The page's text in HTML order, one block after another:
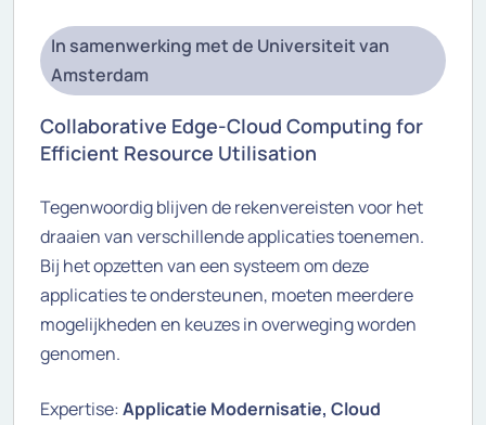
In samenwerking met de Universiteit van
Amsterdam
Collaborative Edge-Cloud Computing for
Efficient Resource Utilisation
Tegenwoordig blijven de rekenvereisten voor het
draaien van verschillende applicaties toenemen.
Bij het opzetten van een systeem om deze
applicaties te ondersteunen, moeten meerdere
mogelijkheden en keuzes in overweging worden
genomen.
Expertise:Applicatie Modernisatie, Cloud